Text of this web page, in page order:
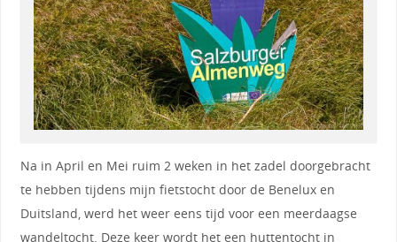
Na in April en Mei ruim 2 weken in het zadel doorgebracht
te hebben tijdens mijn fietstocht door de Benelux en
Duitsland, werd het weer eens tijd voor een meerdaagse
wandeltocht. Deze keer wordt het een huttentocht in